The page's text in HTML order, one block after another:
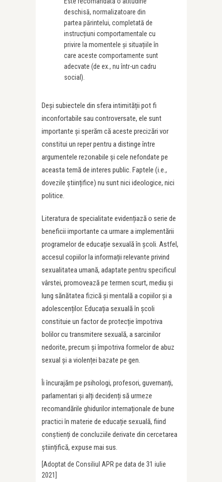
deschisă, normalizatoare din
partea părintelui, completată de
instrucțiuni comportamentale cu
privire la momentele și situațiile în
care aceste comportamente sunt
adecvate (de ex., nu într-un cadru
social).
Deși subiectele din sfera intimității pot fi
inconfortabile sau controversate, ele sunt
importante și sperăm că aceste precizări vor
constitui un reper pentru a distinge între
argumentele rezonabile și cele nefondate pe
aceasta temă de interes public. Faptele (i.e.,
dovezile științifice) nu sunt nici ideologice, nici
politice.
Literatura de specialitate evidențiază o serie de
beneficii importante ca urmare a implementării
programelor de educație sexuală în școli. Astfel,
accesul copiilor la informații relevante privind
sexualitatea umană, adaptate pentru specificul
vârstei, promovează pe termen scurt, mediu și
lung sănătatea fizică și mentală a copiilor și a
adolescenților. Educația sexuală în școli
constituie un factor de protecție împotriva
bolilor cu transmitere sexuală, a sarcinilor
nedorite, precum și împotriva formelor de abuz
sexual și a violenței bazate pe gen.
Îi încurajăm pe psihologi, profesori, guvernanți,
parlamentari și alți decidenți să urmeze
recomandările ghidurilor internaționale de bune
practici în materie de educație sexuală, fiind
conștienți de concluziile derivate din cercetarea
științifică, expuse mai sus.
[Adoptat de Consiliul APR pe data de 31 iulie
2021]